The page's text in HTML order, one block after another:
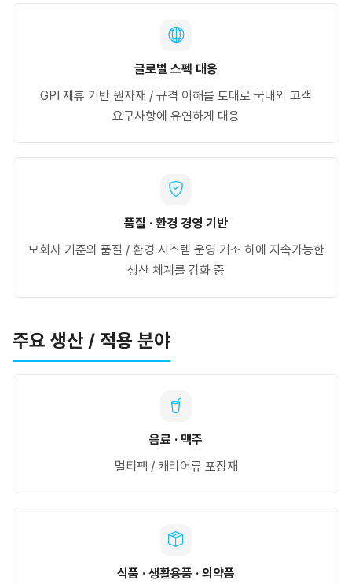
글로벌 스펙 대응
GPI 제휴 기반 원자재 / 규격 이해를 토대로 국내외 고객
요구사항에 유연하게 대응
품질 · 환경 경영 기반
모회사 기준의 품질 / 환경 시스템 운영 기조 하에 지속가능한
생산 체계를 강화 중
주요 생산 / 적용 분야
음료 · 맥주
멀티팩 / 캐리어류 포장재
식품 · 생활용품 · 의약품